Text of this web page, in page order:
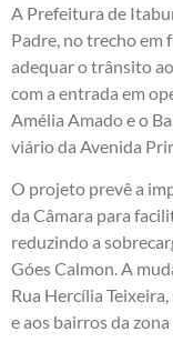
A Prefeitura de
Padre, no trecho em
adequar o trânsito
com a entrada em
Amélia Amado e o
viário da Avenida
O projeto prevê a
da Câmara para
reduzindo a
Góes Calmon. A
Rua Hercília
e aos bairros da